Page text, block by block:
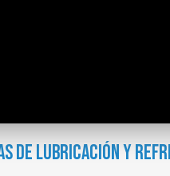
DE LUBRICACIÓN Y